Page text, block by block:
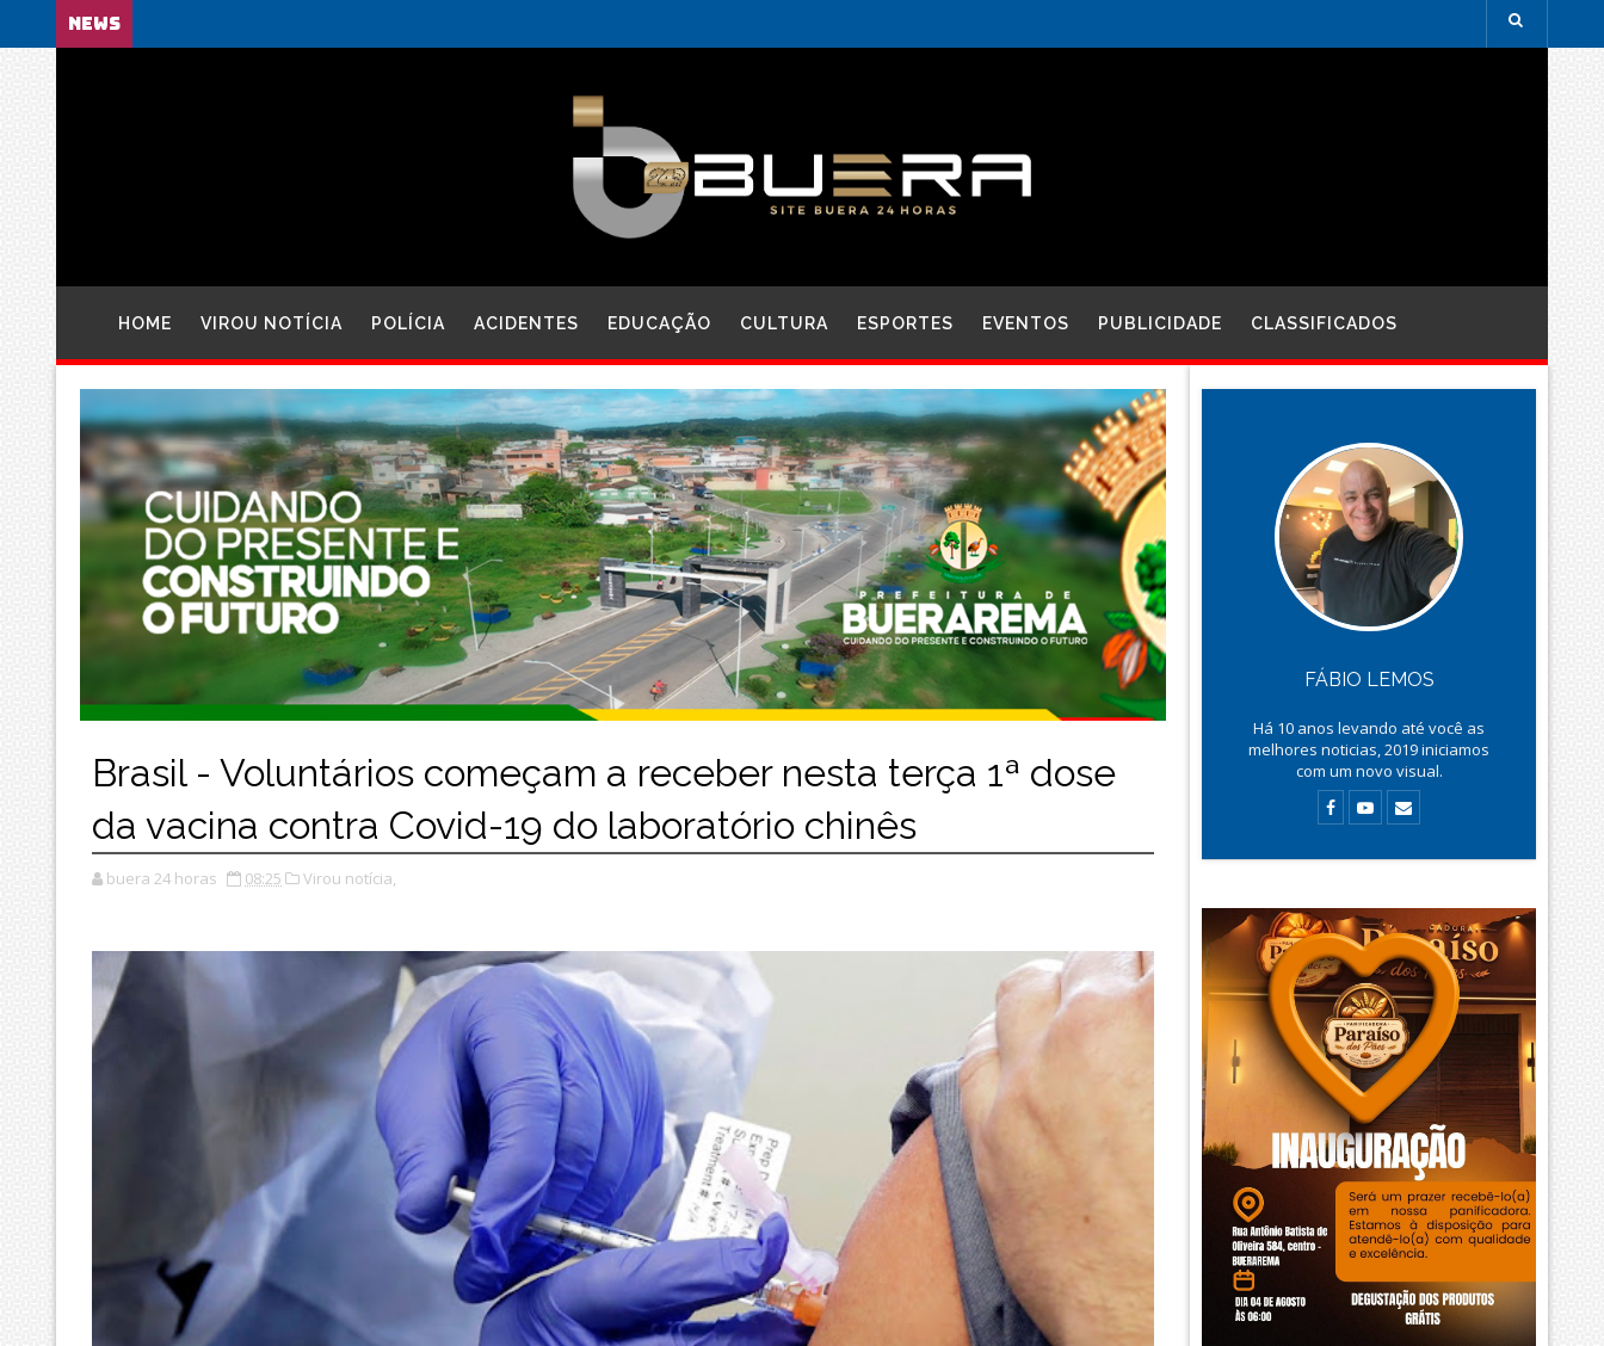
NEWS
HOME VIROU NOTÍCIA POLÍCIA ACIDENTES EDUCAÇÃO CULTURA ESPORTES EVENTOS PUBLICIDADE CLASSIFICADOS
Brasil - Voluntários começam a receber nesta terça 1ª dose
da vacina contra Covid-19 do laboratório chinês
buera 24 horas 08:25 Virou notícia,
FÁBIO LEMOS
Há 10 anos levando até você as
melhores noticias, 2019 iniciamos
com um novo visual.